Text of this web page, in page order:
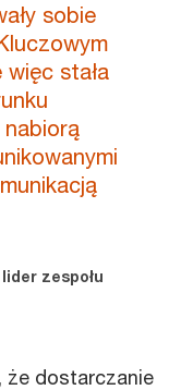
sobie
stała
zespołu
że dostarczanie